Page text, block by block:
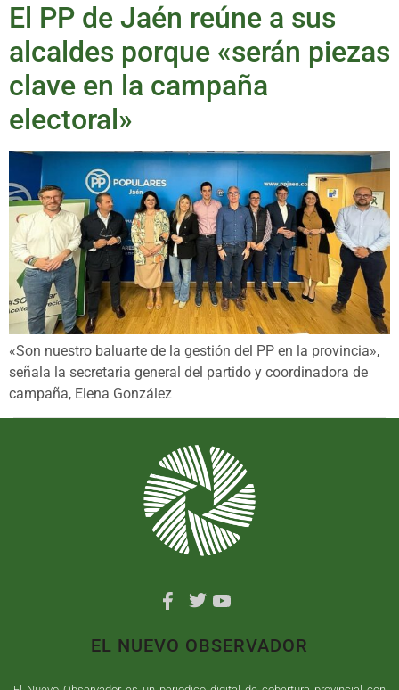
El PP de Jaén reúne a sus
alcaldes porque «serán piezas
clave en la campaña
electoral»
«Son nuestro baluarte de la gestión del PP en la provincia»,
señala la secretaria general del partido y coordinadora de
campaña, Elena González
EL NUEVO OBSERVADOR